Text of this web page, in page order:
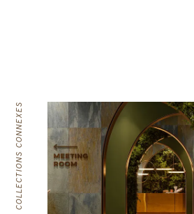
COLLECTIONS CONNEXES